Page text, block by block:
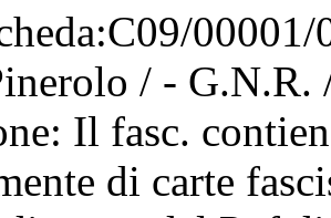
C09/00001/
/ - G.N.R.
Il fasc.
di carte